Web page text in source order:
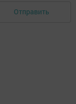
Отправить